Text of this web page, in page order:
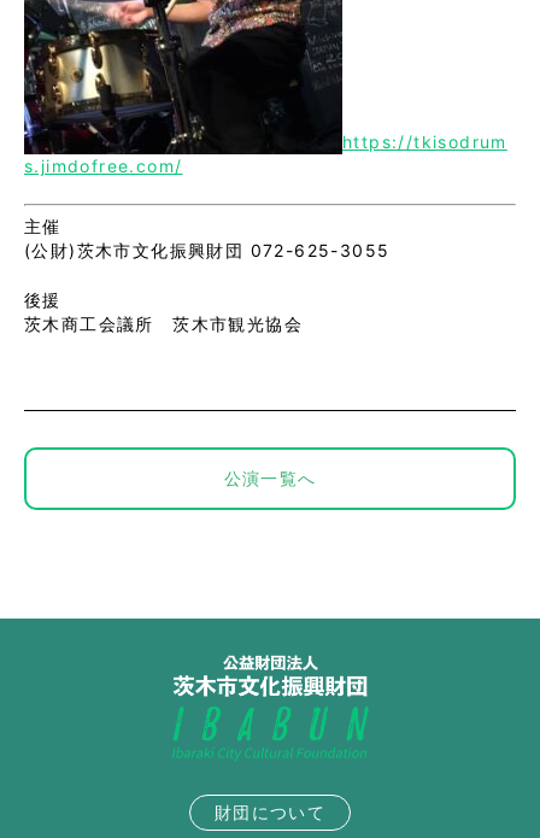
https://tkisodrum
s.jimdofree.com/
主催
(公財)茨木市文化振興財団 072-625-3055
後援
茨木商工会議所 茨木市観光協会
公演一覧へ
財団について